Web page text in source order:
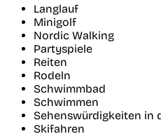
Langlauf
Minigolf
Nordic Walking
Partyspiele
Reiten
Rodeln
Schwimmbad
Schwimmen
Sehenswürdigkeiten in
Skifahren